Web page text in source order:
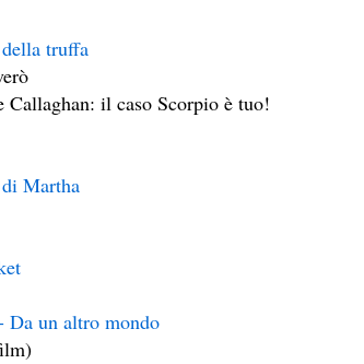
truffa
Callaghan: il caso Scorpio è tuo!
Martha
Da un altro mondo